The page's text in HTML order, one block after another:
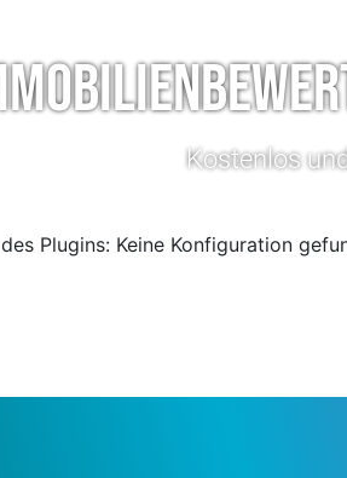
Kostenlos
Plugins: Keine Konfiguration